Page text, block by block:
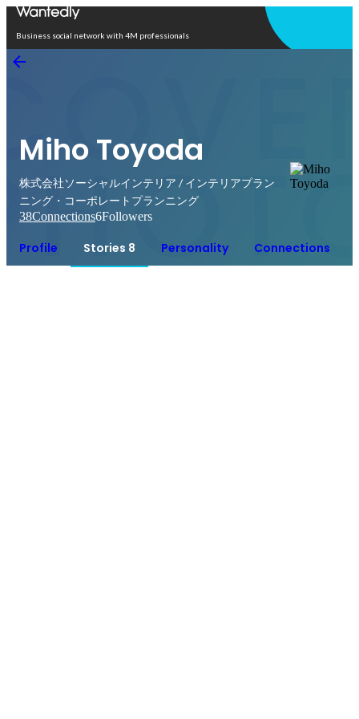
Business social network with 4M professionals
Miho Toyoda
株式会社ソーシャルインテリア / インテリアプラン
ニング・コーポレートプランニング
38Connections6Followers
Profile Stories 8 Personality Connections